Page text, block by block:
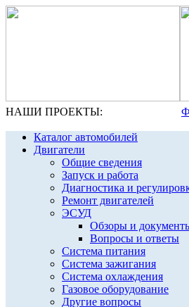
НАШИ ПРОЕКТЫ:
Каталог автомобилей
Двигатели
Общие сведения
Запуск и работа
Диагностика и
Ремонт двигателей
ЭСУД
Обзоры и
Вопросы и ответы
Система питания
Система зажигания
Система охлаждения
Газовое оборудование
Другие вопросы